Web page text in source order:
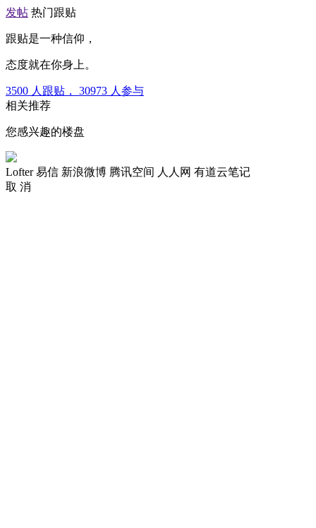
发帖 热门跟贴
跟贴是一种信仰，
态度就在你身上。
3500 人跟贴， 30973 人参与
相关推荐
您感兴趣的楼盘
Lofter 易信 新浪微博 腾讯空间 人人网 有道云笔记
取 消